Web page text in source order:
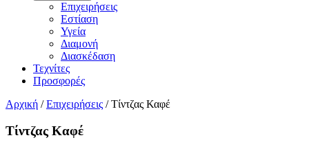
Επιχειρήσεις
Εστίαση
Υγεία
Διαμονή
Διασκέδαση
Τεχνίτες
Προσφορές
Αρχική / Επιχειρήσεις / Τίντζας Καφέ
Τίντζας Καφέ